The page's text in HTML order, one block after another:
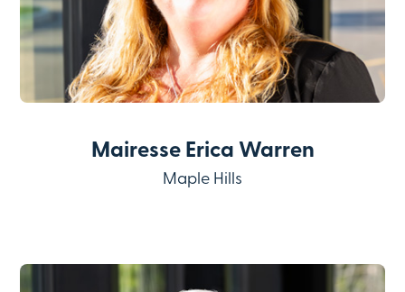
Mairesse Erica Warren
Maple Hills